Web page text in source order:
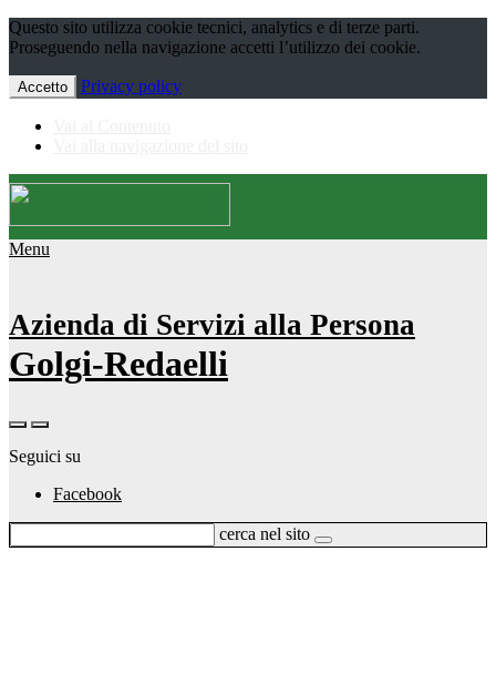
Questo sito utilizza cookie tecnici, analytics e di terze parti.
Proseguendo nella navigazione accetti l’utilizzo dei cookie.
Accetto Privacy policy
Menu
Azienda di Servizi alla Persona
Golgi-Redaelli
Seguici su
Facebook
cerca nel sito